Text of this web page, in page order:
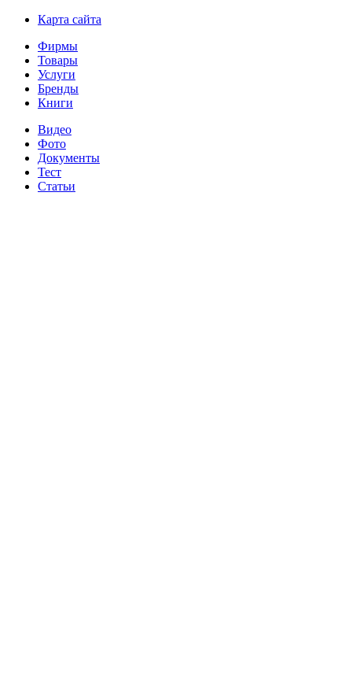
Карта сайта
Фирмы
Товары
Услуги
Бренды
Книги
Видео
Фото
Документы
Тест
Статьи